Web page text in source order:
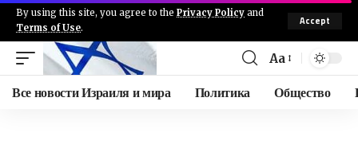
By using this site, you agree to the Privacy Policy and
Terms of Use.
Accept
Aa
Все новости Израиля и мира Политика Общество